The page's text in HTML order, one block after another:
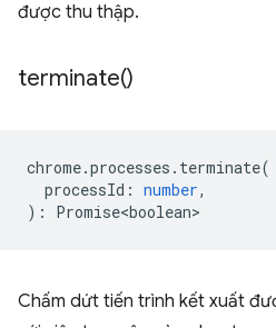
được thu thập.
terminate()
chrome.processes . terminate(
processId : number,
) : Promise<boolean>
Chấm dứt tiến trình kết xuất